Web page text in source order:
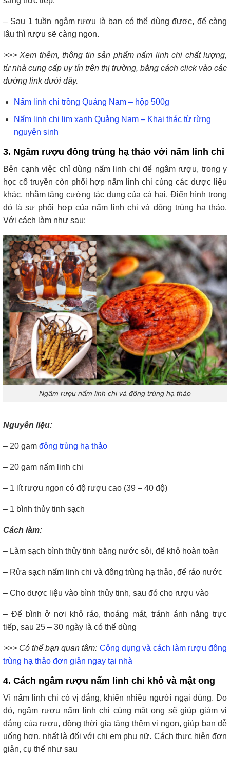
– Sau 1 tuần ngâm rượu là bạn có thể dùng được, để càng
lâu thì rượu sẽ càng ngon.
>>> Xem thêm, thông tin sản phẩm nấm linh chi chất lượng,
từ nhà cung cấp uy tín trên thị trường, bằng cách click vào các
đường link dưới đây.
Nấm linh chi trồng Quảng Nam – hộp 500g
Nấm linh chi lim xanh Quảng Nam – Khai thác từ rừng
nguyên sinh
3. Ngâm rượu đông trùng hạ thảo với nấm linh chi
Bên cạnh việc chỉ dùng nấm linh chi để ngâm rượu, trong y
học cổ truyền còn phối hợp nấm linh chi cùng các dược liệu
khác, nhằm tăng cường tác dụng của cả hai. Điển hình trong
đó là sự phối hợp của nấm linh chi và đông trùng hạ thảo.
Với cách làm như sau:
Ngâm rượu nấm linh chi và đông trùng hạ thảo
Nguyên liệu:
– 20 gam đông trùng hạ thảo
– 20 gam nấm linh chi
– 1 lít rượu ngon có độ rượu cao (39 – 40 độ)
– 1 bình thủy tinh sạch
Cách làm:
– Làm sạch bình thủy tinh bằng nước sôi, để khô hoàn toàn
– Rửa sạch nấm linh chi và đông trùng hạ thảo, để ráo nước
– Cho dược liệu vào bình thủy tinh, sau đó cho rượu vào
– Để bình ở nơi khô ráo, thoáng mát, tránh ánh nắng trực
tiếp, sau 25 – 30 ngày là có thể dùng
>>> Có thể bạn quan tâm: Công dụng và cách làm rượu đông
trùng hạ thảo đơn giản ngay tại nhà
4. Cách ngâm rượu nấm linh chi khô và mật ong
Vì nấm linh chi có vị đắng, khiến nhiều người ngại dùng. Do
đó, ngâm rượu nấm linh chi cùng mật ong sẽ giúp giảm vị
đắng của rượu, đồng thời gia tăng thêm vị ngon, giúp bạn dễ
uống hơn, nhất là đối với chị em phụ nữ. Cách thực hiện đơn
giản, cụ thể như sau